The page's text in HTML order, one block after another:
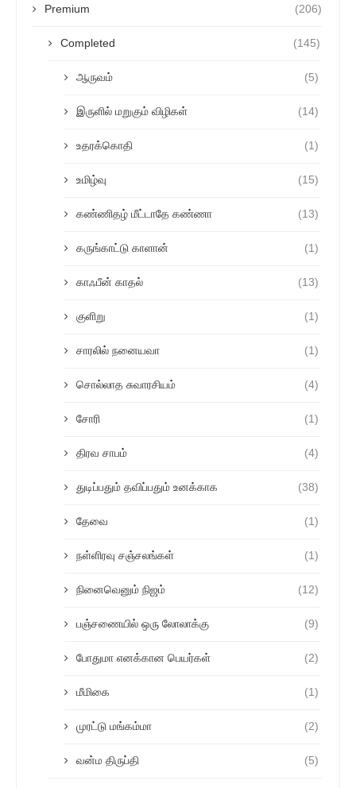
Premium (206)
Completed (145)
ஆருவம் (5)
இருளில் மறுகும் விழிகள் (14)
உதரக்கொதி (1)
உமிழ்வு (15)
கண்ணிதழ் மீட்டாதே கண்ணா (13)
கருங்காட்டு காளான் (1)
காஃபீன் காதல் (13)
குளிறு (1)
சாரலில் நனையவா (1)
சொல்லாத சுவாரசியம் (4)
சோரி (1)
திரவ சாபம் (4)
துடிப்பதும் தவிப்பதும் உனக்காக (38)
தேவை (1)
நள்ளிரவு சஞ்சலங்கள் (1)
நினைவெனும் நிஜம் (12)
பஞ்சணையில் ஒரு லோலாக்கு (9)
போதுமா எனக்கான பெயர்கள் (2)
மீமிகை (1)
முரட்டு மங்கம்மா (2)
வன்ம திருப்தி (5)